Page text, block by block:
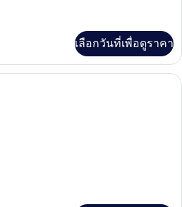
เลือกวันที่เพื่อดูราคา
ห้องพัก, เตียงเดี่ยว 1 เตียง | เครื่องน